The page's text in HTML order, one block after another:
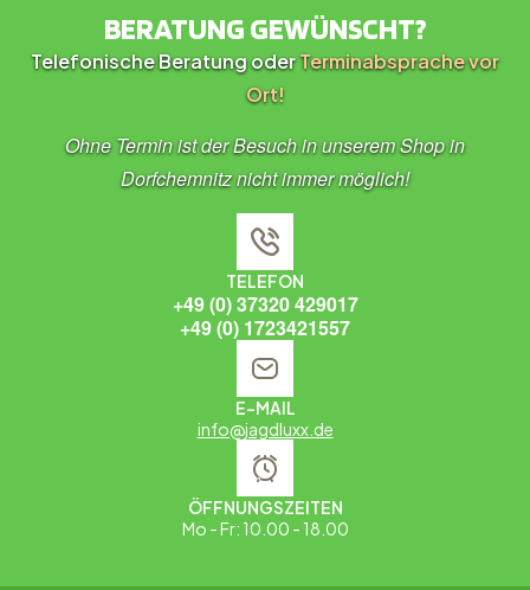
BERATUNG GEWÜNSCHT?
Telefonische Beratung oderTerminabsprache vor
Ort!
Ohne Termin ist der Besuch in unserem Shop in
Dorfchemnitz nicht immer möglich!
TELEFON
+49 (0) 37320 429017
+49 (0) 1723421557
E-MAIL
info@jagdluxx.de
ÖFFNUNGSZEITEN
Mo - Fr: 10.00 - 18.00